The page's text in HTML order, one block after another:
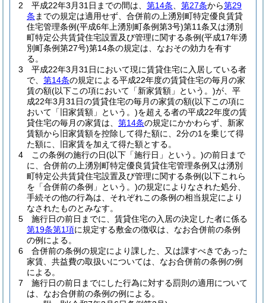
2
平成22年3月31日までの間は、 第14条 第27条から第29
条 までの規定は適用せず、合併前の上湧別町特定優良賃貸
住宅管理条例(平成6年上湧別町条例第3号)第11条又は湧別
町特定公共賃貸住宅設置及び管理に関する条例(平成17年湧
別町条例第27号)第14条の規定は、なおその効力を有す
る。
3
平成22年3月31日において現に賃貸住宅に入居している者
で、 第14条の規定による平成22年度の賃貸住宅の毎月の家
賃の額(以下この項において「新家賃額」という。)が、平
成22年3月31日の賃貸住宅の毎月の家賃の額(以下この項に
おいて「旧家賃額」という。)を超える者の平成22年度の賃
貸住宅の毎月の家賃は、 第14条の規定にかかわらず、新家
賃額から旧家賃額を控除して得た額に、2分の1を乗じて得
た額に、旧家賃を加えて得た額とする。
4
この条例の施行の日(以下「施行日」という。)の前日まで
に、合併前の上湧別町特定優良賃貸住宅管理条例又は湧別
町特定公共賃貸住宅設置及び管理に関する条例(以下これら
を「合併前の条例」という。)の規定によりなされた処分、
手続その他の行為は、それぞれこの条例の相当規定により
なされたものとみなす。
5
施行日の前日までに、賃貸住宅の入居の決定した者に係る
第19条第1項に規定する敷金の徴収は、なお合併前の条例
の例による。
6
合併前の条例の規定により課した、又は課すべきであった
家賃、共益費の取扱いについては、なお合併前の条例の例
による。
7
施行日の前日までにした行為に対する罰則の適用について
は、なお合併前の条例の例による。